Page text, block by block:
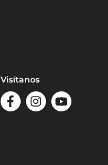
Visítanos